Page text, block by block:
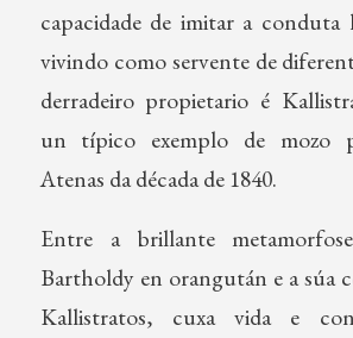
capacidade de imitar a conduta
vivindo como servente de
derradeiro propietario é
un típico exemplo de mozo
Atenas da década de 1840.
Entre a brillante
Bartholdy en orangután e a súa
Kallistratos, cuxa vida e